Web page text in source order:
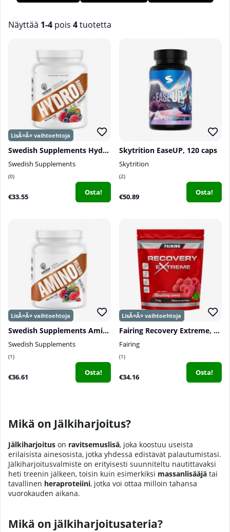
Näyttää 1-4 pois 4tuotetta
Swedish Supplements Hydro Amino, 775 g
Swedish Supplements
0
€33.55 Osta!
Skytrition EaseUP, 120 caps
Skytrition
2
€50.89 Osta!
Swedish Supplements Amino Reload, 1 kg
Swedish Supplements
1
€36.61 Osta!
Fairing Recovery Extreme, 1000 g
Fairing
1
€34.16 Osta!
Mikä on Jälkiharjoitus?
Jälkiharjoitus on ravitsemuslisä, joka koostuu useista
erilaisista ainesosista, jotka yhdessä edistävät palautumistasi.
Jälkiharjoitusvalmiste on erityisesti suunniteltu nautittavaksi
heti treenin jälkeen, toisin kuin esimerkiksi massanlisääjä tai
tavallinen heraproteiini, jotka voi ottaa milloin tahansa
vuorokauden aikana.
Mikä on jälkiharjoitusateria?